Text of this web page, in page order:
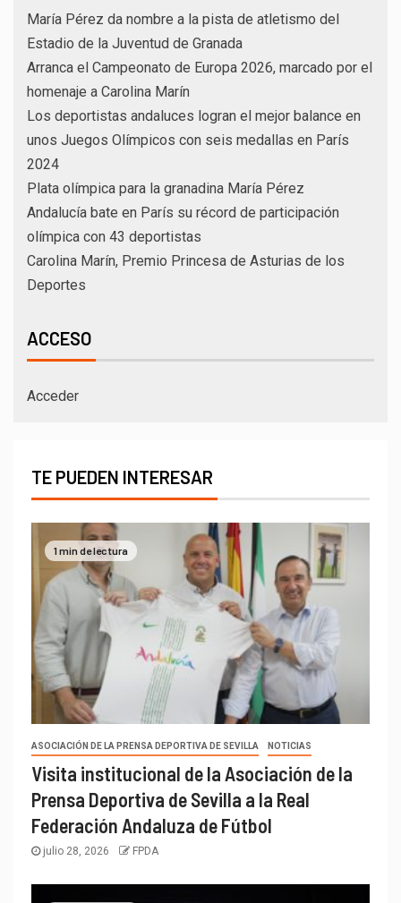
María Pérez da nombre a la pista de atletismo del
Estadio de la Juventud de Granada
Arranca el Campeonato de Europa 2026, marcado por el
homenaje a Carolina Marín
Los deportistas andaluces logran el mejor balance en
unos Juegos Olímpicos con seis medallas en París
2024
Plata olímpica para la granadina María Pérez
Andalucía bate en París su récord de participación
olímpica con 43 deportistas
Carolina Marín, Premio Princesa de Asturias de los
Deportes
ACCESO
Acceder
TE PUEDEN INTERESAR
1 min de lectura
ASOCIACIÓN DE LA PRENSA DEPORTIVA DE SEVILLA NOTICIAS
Visita institucional de la Asociación de la
Prensa Deportiva de Sevilla a la Real
Federación Andaluza de Fútbol
julio 28, 2026 FPDA